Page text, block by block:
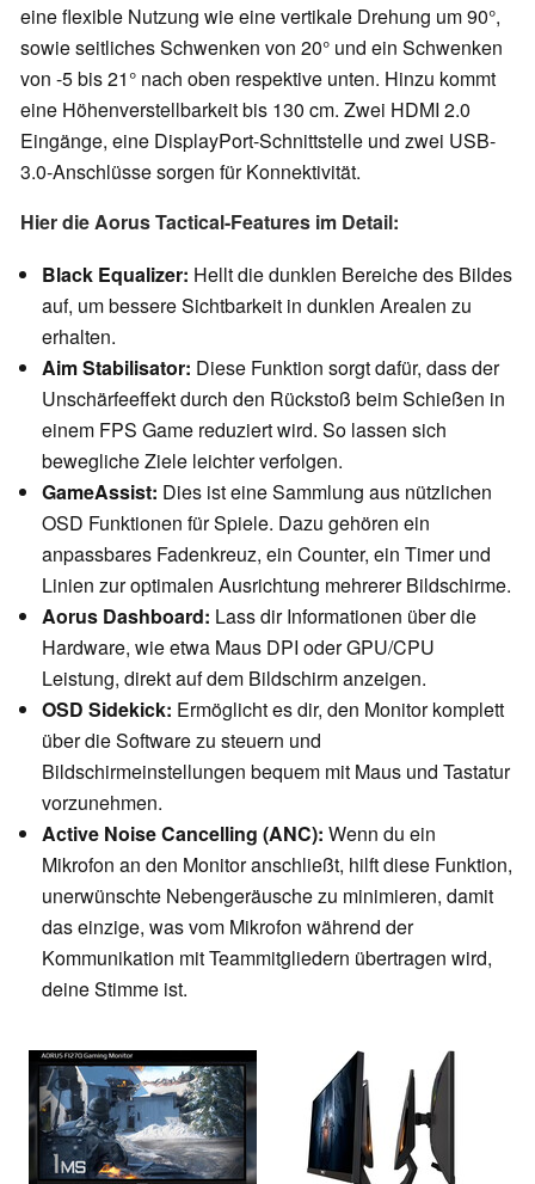
eine flexible Nutzung wie eine vertikale Drehung um 90°,
sowie seitliches Schwenken von 20° und ein Schwenken
von -5 bis 21° nach oben respektive unten. Hinzu kommt
eine Höhenverstellbarkeit bis 130 cm. Zwei HDMI 2.0
Eingänge, eine DisplayPort-Schnittstelle und zwei USB-
3.0-Anschlüsse sorgen für Konnektivität.
Hier die Aorus Tactical-Features im Detail:
Black Equalizer: Hellt die dunklen Bereiche des Bildes
auf, um bessere Sichtbarkeit in dunklen Arealen zu
erhalten.
Aim Stabilisator: Diese Funktion sorgt dafür, dass der
Unschärfeeffekt durch den Rückstoß beim Schießen in
einem FPS Game reduziert wird. So lassen sich
bewegliche Ziele leichter verfolgen.
GameAssist: Dies ist eine Sammlung aus nützlichen
OSD Funktionen für Spiele. Dazu gehören ein
anpassbares Fadenkreuz, ein Counter, ein Timer und
Linien zur optimalen Ausrichtung mehrerer Bildschirme.
Aorus Dashboard: Lass dir Informationen über die
Hardware, wie etwa Maus DPI oder GPU/CPU
Leistung, direkt auf dem Bildschirm anzeigen.
OSD Sidekick: Ermöglicht es dir, den Monitor komplett
über die Software zu steuern und
Bildschirmeinstellungen bequem mit Maus und Tastatur
vorzunehmen.
Active Noise Cancelling (ANC): Wenn du ein
Mikrofon an den Monitor anschließt, hilft diese Funktion,
unerwünschte Nebengeräusche zu minimieren, damit
das einzige, was vom Mikrofon während der
Kommunikation mit Teammitgliedern übertragen wird,
deine Stimme ist.